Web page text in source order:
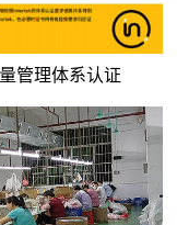
管理体系认证